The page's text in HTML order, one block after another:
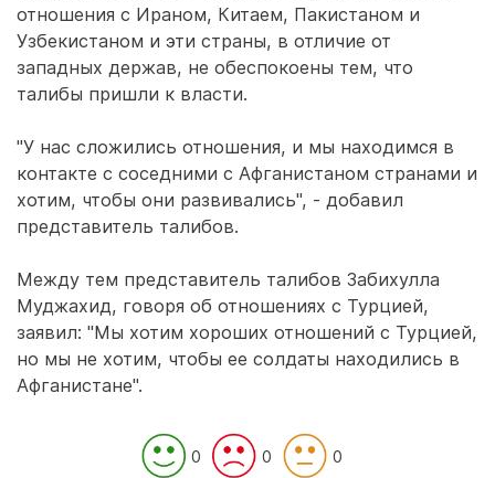
отношения с Ираном, Китаем, Пакистаном и
Узбекистаном и эти страны, в отличие от
западных держав, не обеспокоены тем, что
талибы пришли к власти.
"У нас сложились отношения, и мы находимся в
контакте с соседними с Афганистаном странами и
хотим, чтобы они развивались", - добавил
представитель талибов.
Между тем представитель талибов Забихулла
Муджахид, говоря об отношениях с Турцией,
заявил: "Мы хотим хороших отношений с Турцией,
но мы не хотим, чтобы ее солдаты находились в
Афганистане".
0 0 0